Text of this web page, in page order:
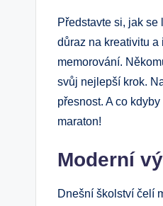
Představte si, jak
důraz na kreativitu
memorování.
svůj nejlepší krok.
přesnost. A co
maraton!
Moderní
Dnešní školství čelí